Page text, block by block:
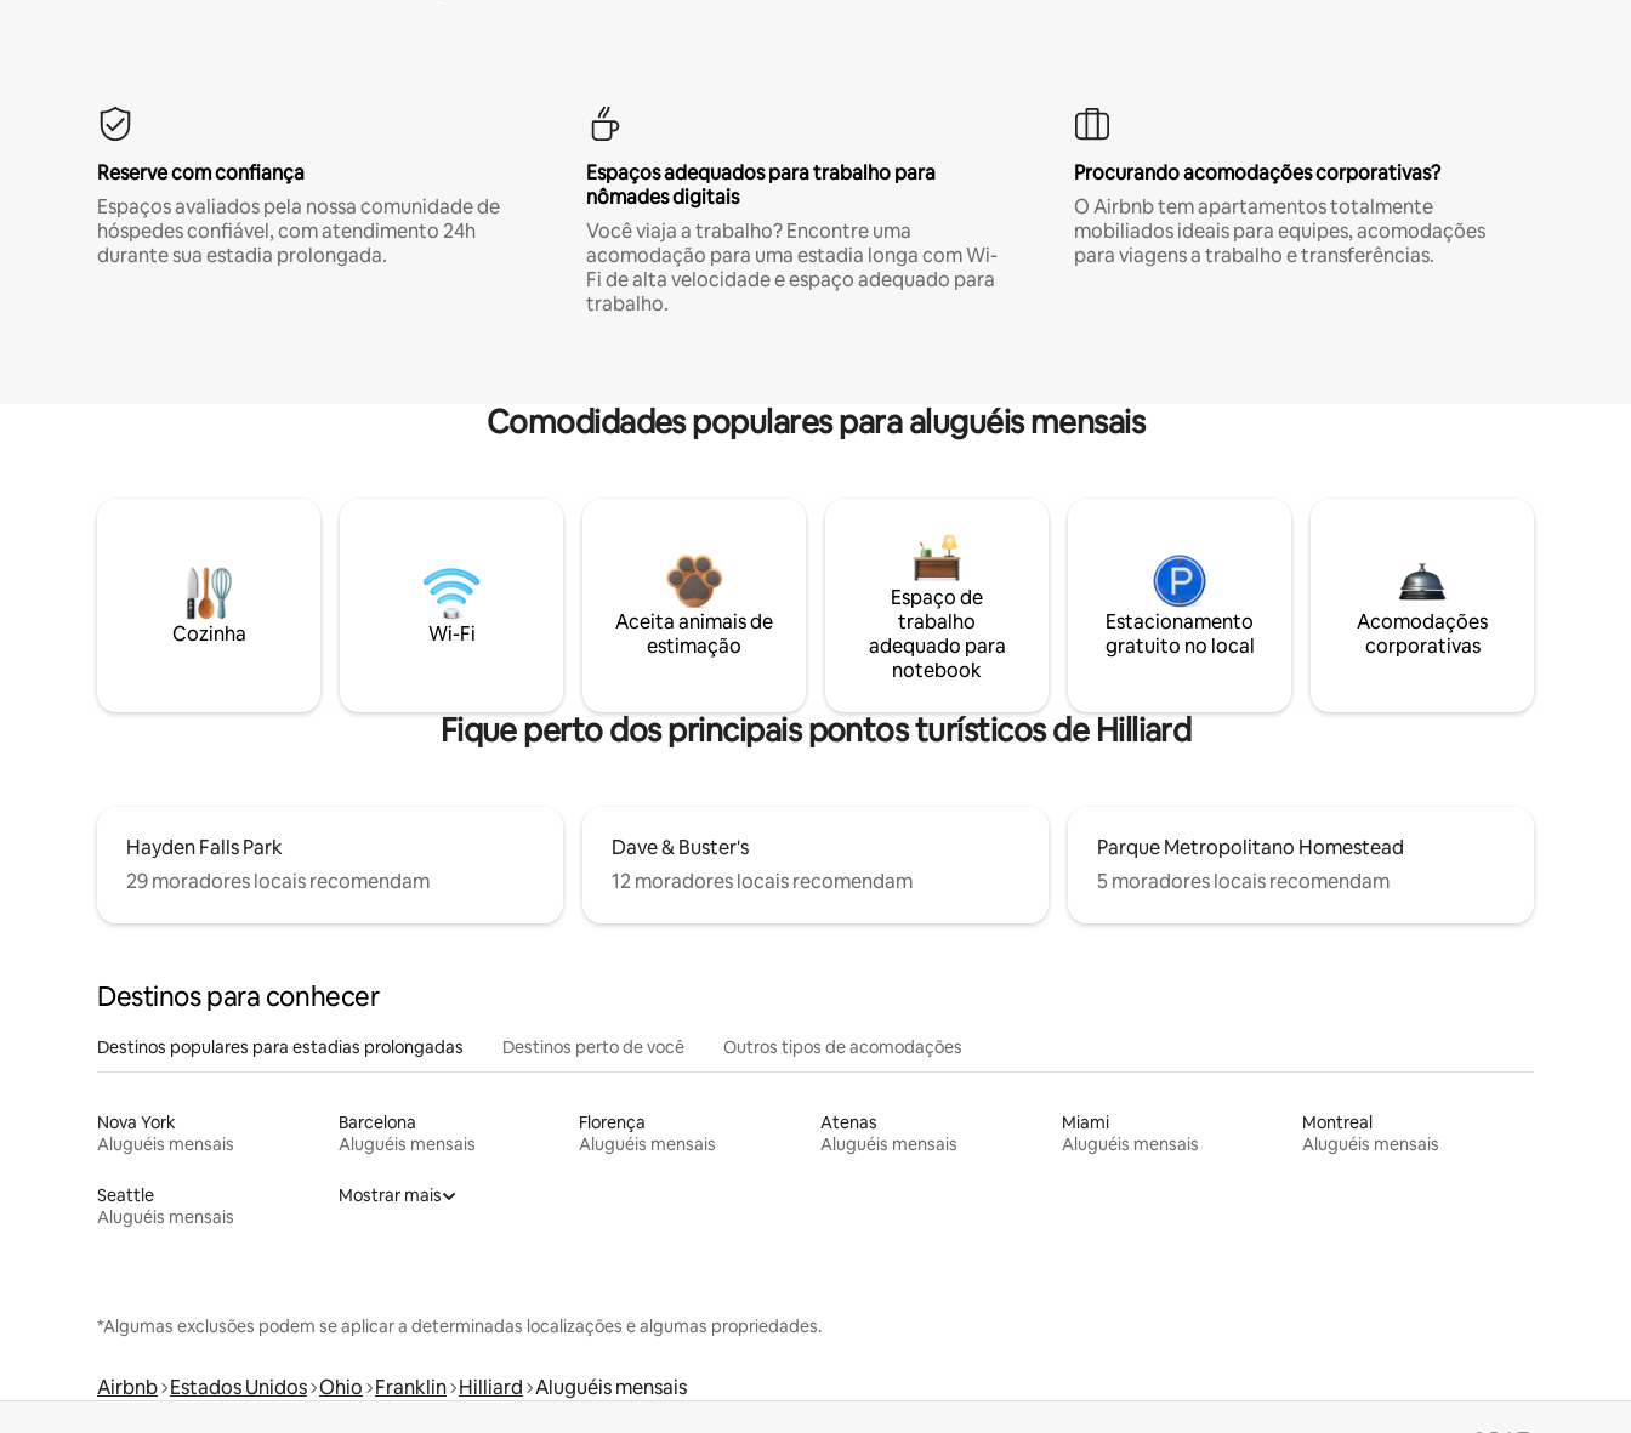
Reserve com confiança
Espaços avaliados pela nossa comunidade de
hóspedes confiável, com atendimento 24h
durante sua estadia prolongada.
Espaços adequados para trabalho para
nômades digitais
Você viaja a trabalho? Encontre uma
acomodação para uma estadia longa com Wi-
Fi de alta velocidade e espaço adequado para
trabalho.
Procurando acomodações corporativas?
O Airbnb tem apartamentos totalmente
mobiliados ideais para equipes, acomodações
para viagens a trabalho e transferências.
Comodidades populares para aluguéis mensais
Cozinha Wi-Fi
Aceita animais de
estimação
Espaço de
trabalho
adequado para
notebook
Estacionamento
gratuito no local
Acomodações
corporativas
Fique perto dos principais pontos turísticos de Hilliard
Hayden Falls Park
29 moradores locais recomendam
Dave & Buster's
12 moradores locais recomendam
Parque Metropolitano Homestead
5 moradores locais recomendam
Destinos para conhecer
Destinos populares para estadias prolongadas Destinos perto de você Outros tipos de acomodações
Nova York
Aluguéis mensais
Barcelona
Aluguéis mensais
Florença
Aluguéis mensais
Atenas
Aluguéis mensais
Miami
Aluguéis mensais
Montreal
Aluguéis mensais
Seattle
Aluguéis mensais
Mostrar mais
*Algumas exclusões podem se aplicar a determinadas localizações e algumas propriedades.
Airbnb Estados Unidos Ohio Franklin Hilliard Aluguéis mensais